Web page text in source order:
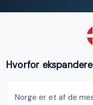
Hvorfor
Norge er et af de